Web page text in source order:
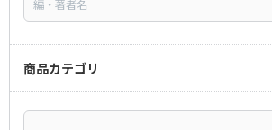
商品カテゴリ